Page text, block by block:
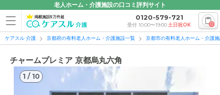
老人ホーム・介護施設の口コミ評判サイト
掲載施設5万件超 0120-579-721
受付 10:00〜19:00土日祝OK 0
ケアスル 介護 京都府の有料老人ホーム・介護施設一覧 京都市の有料老人ホーム・介護
チャームプレミア 京都烏丸六角
1 / 10